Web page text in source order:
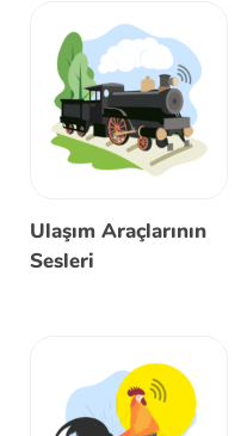
Ulaşım Araçlarının
Sesleri